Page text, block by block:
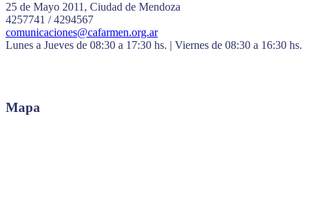
25 de Mayo 2011, Ciudad de Mendoza
4257741 / 4294567
comunicaciones@cafarmen.org.ar
Lunes a Jueves de 08:30 a 17:30 hs. | Viernes de 08:30 a 16:30 hs.
Mapa